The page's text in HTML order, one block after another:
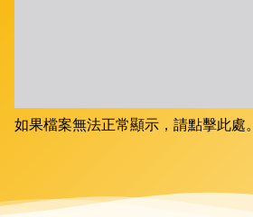
如果檔案無法正常顯示，請點擊此處。